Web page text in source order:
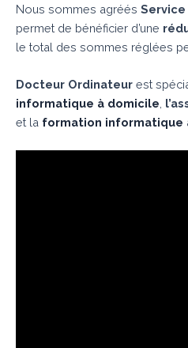
Nous sommes agréés Service
permet de bénéficier d’une
le total des sommes réglées
Docteur Ordinateur est
informatique à domicile
et la formation informatique